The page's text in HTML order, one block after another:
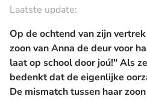
Laatste update:
Op de ochtend van zijn
zoon van Anna de deur voor
laat op school door joú!" Als
bedenkt dat de eigenlijke
De mismatch tussen haar